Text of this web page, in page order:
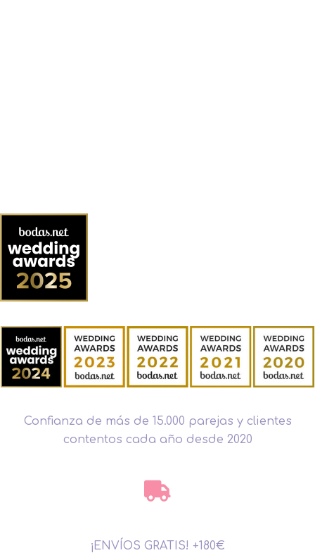
Confianza de más de 15.000 parejas y clientes
contentos cada año desde 2020
¡ENVÍOS GRATIS! +180€